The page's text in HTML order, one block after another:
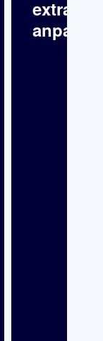
extra